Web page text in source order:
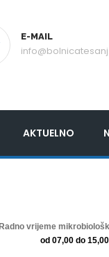
E-MAIL
AKTUELNO
Radno vrijeme
od 07,00 do